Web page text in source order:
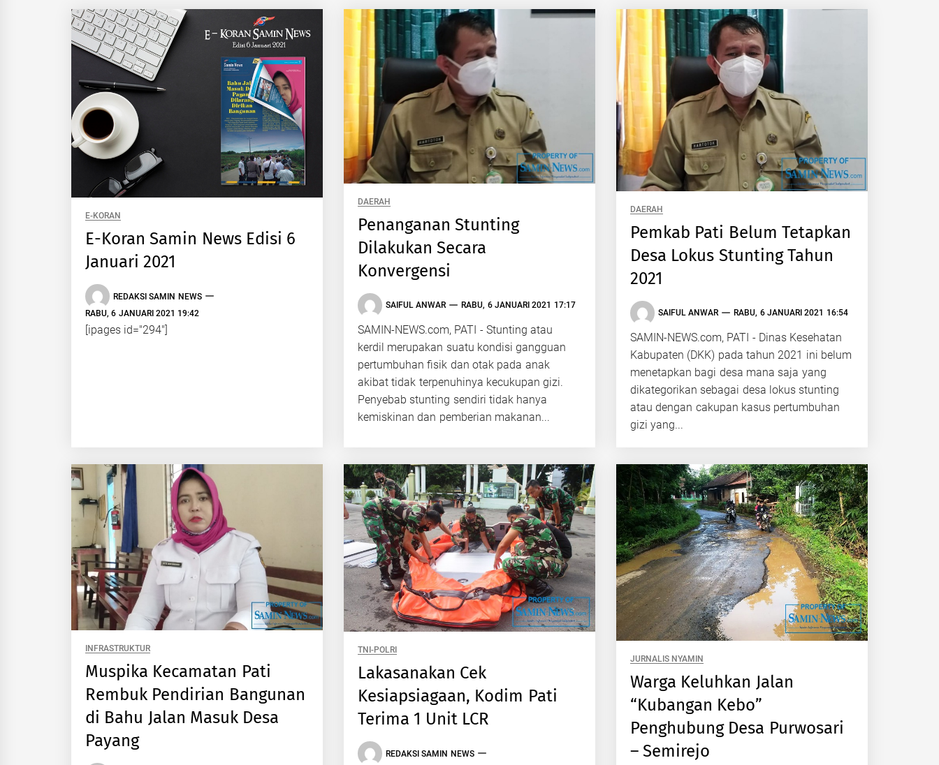
E-KORAN
E-Koran Samin News Edisi 6
Januari 2021
REDAKSI SAMIN NEWS
RABU, 6 JANUARI 2021 19:42
[ipages id="294"]
DAERAH
Penanganan Stunting
Dilakukan Secara
Konvergensi
SAIFUL ANWAR RABU, 6 JANUARI 2021 17:17
SAMIN-NEWS.com, PATI - Stunting atau
kerdil merupakan suatu kondisi gangguan
pertumbuhan fisik dan otak pada anak
akibat tidak terpenuhinya kecukupan gizi.
Penyebab stunting sendiri tidak hanya
kemiskinan dan pemberian makanan...
DAERAH
Pemkab Pati Belum Tetapkan
Desa Lokus Stunting Tahun
2021
SAIFUL ANWAR RABU, 6 JANUARI 2021 16:54
SAMIN-NEWS.com, PATI - Dinas Kesehatan
Kabupaten (DKK) pada tahun 2021 ini belum
menetapkan bagi desa mana saja yang
dikategorikan sebagai desa lokus stunting
atau dengan cakupan kasus pertumbuhan
gizi yang...
INFRASTRUKTUR
Muspika Kecamatan Pati
Rembuk Pendirian Bangunan
di Bahu Jalan Masuk Desa
Payang
TNI-POLRI
Lakasanakan Cek
Kesiapsiagaan, Kodim Pati
Terima 1 Unit LCR
REDAKSI SAMIN NEWS
JURNALIS NYAMIN
Warga Keluhkan Jalan
“Kubangan Kebo”
Penghubung Desa Purwosari
– Semirejo